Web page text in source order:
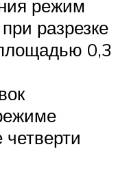
режим
разрезке
0,3
четверти